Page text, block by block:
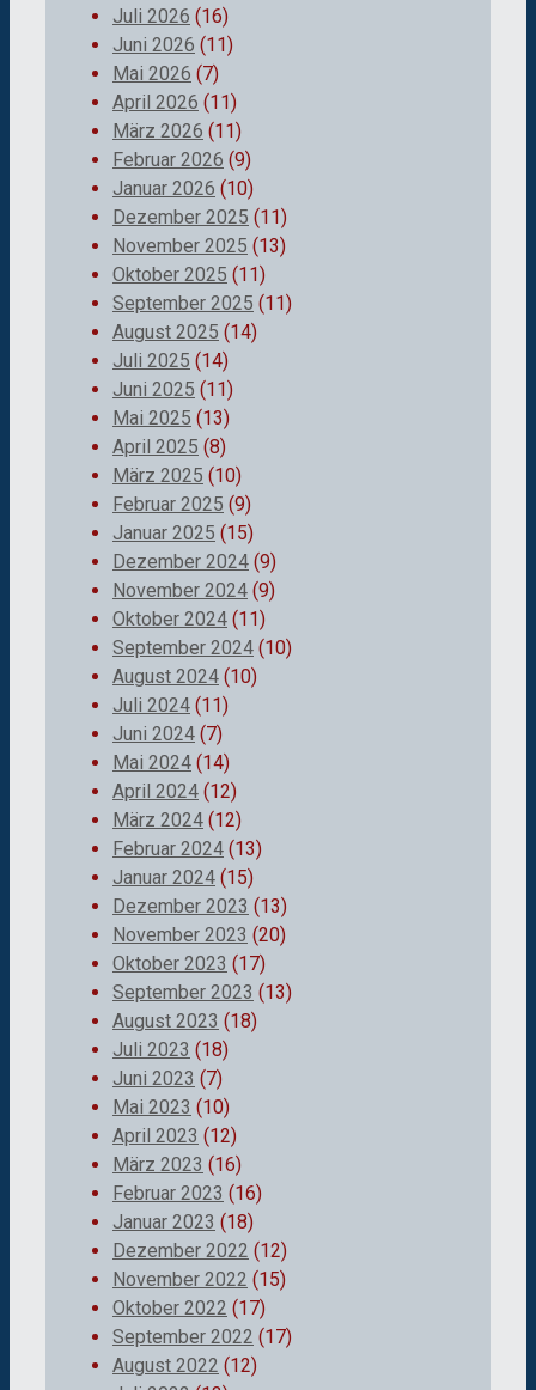
Juli 2026 (16)
Juni 2026 (11)
Mai 2026 (7)
April 2026 (11)
März 2026 (11)
Februar 2026 (9)
Januar 2026 (10)
Dezember 2025 (11)
November 2025 (13)
Oktober 2025 (11)
September 2025 (11)
August 2025 (14)
Juli 2025 (14)
Juni 2025 (11)
Mai 2025 (13)
April 2025 (8)
März 2025 (10)
Februar 2025 (9)
Januar 2025 (15)
Dezember 2024 (9)
November 2024 (9)
Oktober 2024 (11)
September 2024 (10)
August 2024 (10)
Juli 2024 (11)
Juni 2024 (7)
Mai 2024 (14)
April 2024 (12)
März 2024 (12)
Februar 2024 (13)
Januar 2024 (15)
Dezember 2023 (13)
November 2023 (20)
Oktober 2023 (17)
September 2023 (13)
August 2023 (18)
Juli 2023 (18)
Juni 2023 (7)
Mai 2023 (10)
April 2023 (12)
März 2023 (16)
Februar 2023 (16)
Januar 2023 (18)
Dezember 2022 (12)
November 2022 (15)
Oktober 2022 (17)
September 2022 (17)
August 2022 (12)